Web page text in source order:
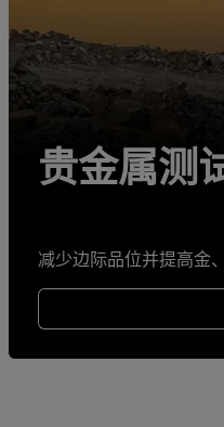
贵金属测
减少边际品位并提高金